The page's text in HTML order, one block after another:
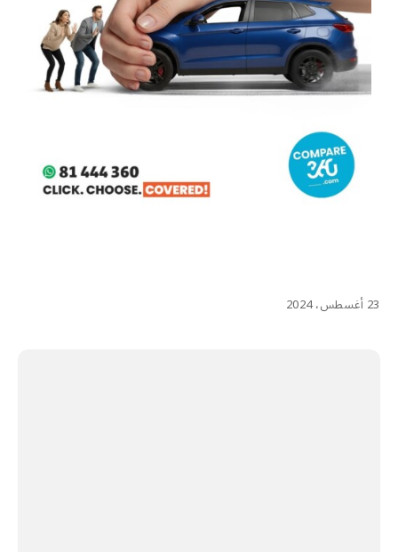
23 أغسطس، 2024